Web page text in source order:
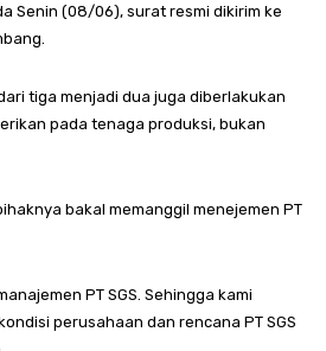
Senin (08/06), surat resmi dikirim ke
tiga menjadi dua juga diberlakukan
pada tenaga produksi, bukan
bakal memanggil menejemen PT
PT SGS. Sehingga kami
perusahaan dan rencana PT SGS